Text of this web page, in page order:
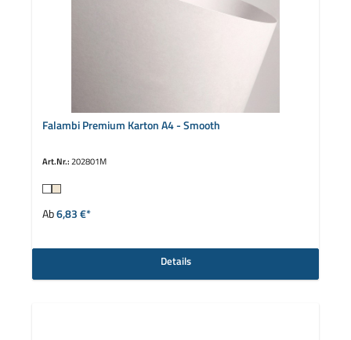
Falambi Premium Karton A4 - Smooth
Art.Nr.:202801M
Farbe
Ab6,83 €*
Details